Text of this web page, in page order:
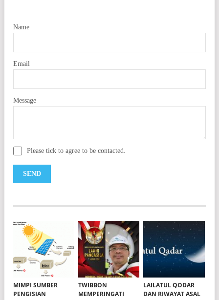
Name
Email
Message
Please tick to agree to be contacted.
MIMPI SUMBER
PENGISIAN
TWIBBON
MEMPERINGATI
LAILATUL QODAR
DAN RIWAYAT ASAL